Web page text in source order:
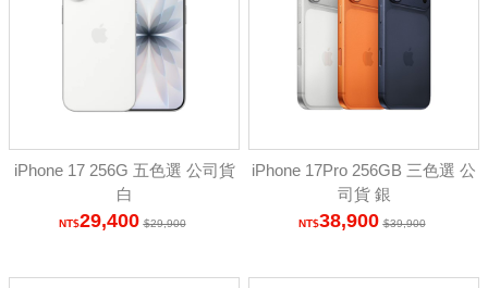
iPhone 17 256G 五色選 公司貨
白
29,400 29,900
iPhone 17Pro 256GB 三色選 公
司貨 銀
38,900 39,900